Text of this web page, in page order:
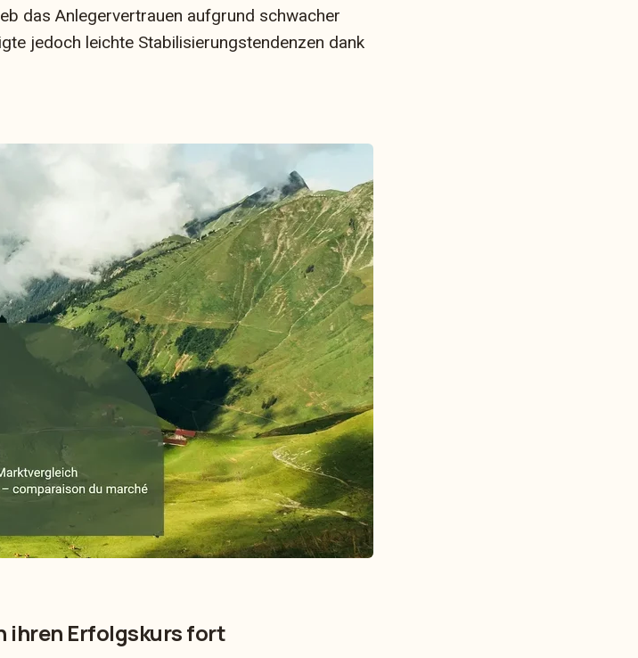
das Anlegervertrauen aufgrund schwacher
jedoch leichte Stabilisierungstendenzen dank
ihren Erfolgskurs fort